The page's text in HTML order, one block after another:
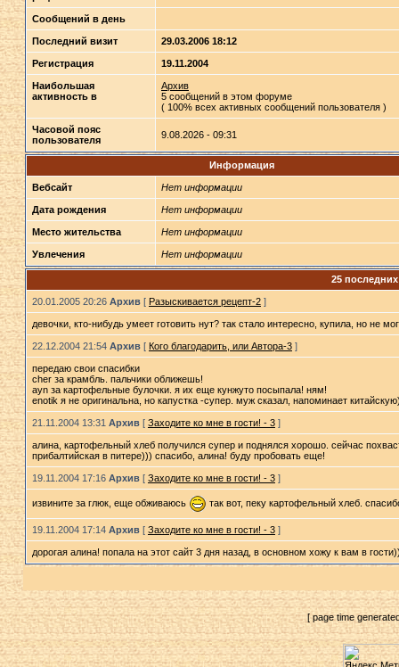
Сообщений в день
Последний визит 29.03.2006 18:12
Регистрация 19.11.2004
Наибольшая
активность в
Архив
5 сообщений в этом форуме
( 100% всех активных сообщений пользователя )
Часовой пояс
пользователя
9.08.2026 - 09:31
Информация
Вебсайт Нет информации
Дата рождения Нет информации
Место жительства Нет информации
Увлечения Нет информации
25
20.01.2005 20:26 Архив[ Разыскивается рецепт-2]
девочки, кто-нибудь умеет готовить нут? так стало интересно, купила, но не
22.12.2004 21:54 Архив[ Кого благодарить, или Автора-3]
передаю свои спасибки
cher за крамбль. пальчики оближешь!
ayn за картофельные булочки. я их еще кунжуто посыпала! ням!
enotik я не оригинальна, но капустка -супер. муж сказал, напоминает
21.11.2004 13:31 Архив[ Заходите ко мне в гости! - 3]
алина, картофельный хлеб получился супер и поднялся хорошо. сейчас
прибалтийская в питере))) спасибо, алина! буду пробовать еще!
19.11.2004 17:16 Архив[ Заходите ко мне в гости! - 3]
извините за глюк, еще обживаюсь так вот, пеку картофельный хлеб.
19.11.2004 17:14 Архив[ Заходите ко мне в гости! - 3]
дорогая алина! попала на этот сайт 3 дня назад, в основном хожу к вам в
[ page time